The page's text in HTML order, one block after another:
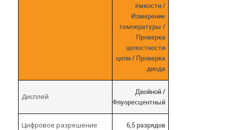
ёмкости /
Измерение
температуры /
Проверка
целостности
цепи / Проверка
диода
Дисплей
Двойной /
Флуоресцентный
Цифровое разрешение
6,5 разрядов